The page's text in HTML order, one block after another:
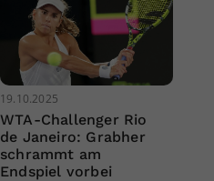
19.10.2025
WTA-Challenger Rio
de Janeiro: Grabher
schrammt am
Endspiel vorbei